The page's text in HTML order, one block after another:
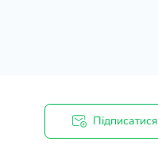
Підписатися